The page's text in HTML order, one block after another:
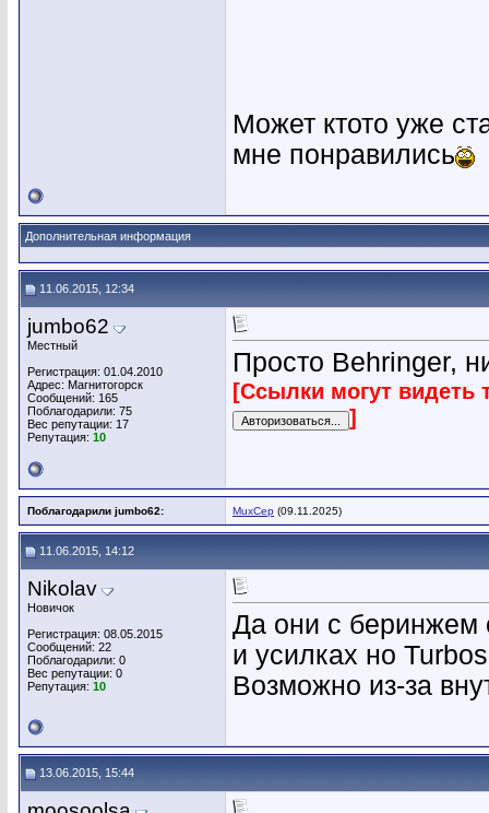
Может ктото уже
мне понравились
Дополнительная информация
11.06.2015, 12:34
jumbo62
Местный
Регистрация: 01.04.2010
Адрес: Магнитогорск
Сообщений: 165
Поблагодарили: 75
Вес репутации: 17
Репутация: 10
Просто Behringer,
[Ссылки могут видеть
]
Поблагодарили jumbo62: MuxCep (09.11.2025)
11.06.2015, 14:12
Nikolav
Новичок
Регистрация: 08.05.2015
Сообщений: 22
Поблагодарили: 0
Вес репутации: 0
Репутация: 10
Да они с беринжем
и усилках но
Возможно из-за
13.06.2015, 15:44